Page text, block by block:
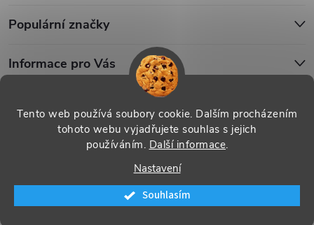
Tento web používá soubory cookie. Dalším procházením
tohoto webu vyjadřujete souhlas s jejich
používáním. Další informace.
Nastavení
Souhlasím
Populární značky
Informace pro Vás
Vytvořil Shoptet
Copyright 2026 . Všechna práva vyhrazena.
nastavení cookies